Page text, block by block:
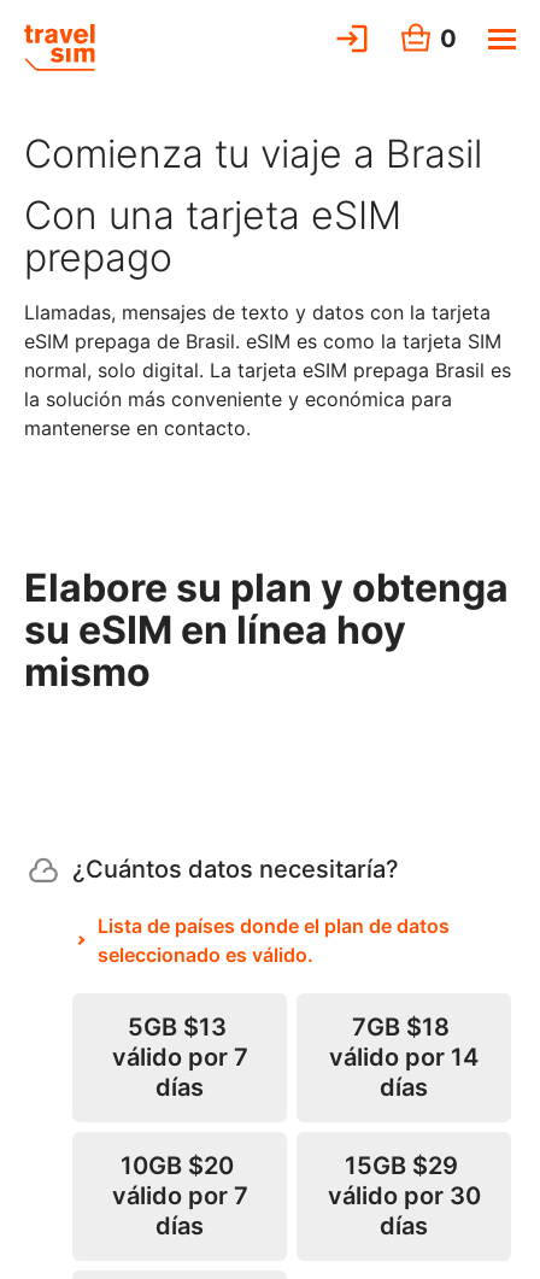
0
Comienza tu viaje a Brasil
Con una tarjeta eSIM
prepago
Llamadas, mensajes de texto y datos con la tarjeta
eSIM prepaga de Brasil. eSIM es como la tarjeta SIM
normal, solo digital. La tarjeta eSIM prepaga Brasil es
la solución más conveniente y económica para
mantenerse en contacto.
Elabore su plan y obtenga
su eSIM en línea hoy
mismo
¿Cuántos datos necesitaría?
Lista de países donde el plan de datos
seleccionado es válido.
5GB $13
válido por 7
días
7GB $18
válido por 14
días
10GB $20
válido por 7
días
15GB $29
válido por 30
días